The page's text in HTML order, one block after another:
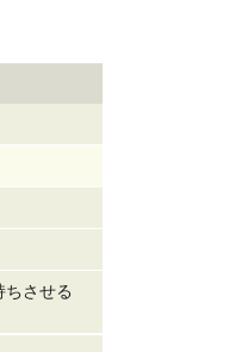
ちさせる